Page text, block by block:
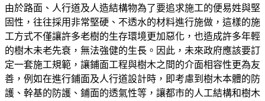
由於路面、人行道及人造結構物為了要追求施工的便易姓與堅
固性，往往採用非常堅硬、不透水的材料進行施做，這樣的施
工方式不僅讓許多老樹的生存環境更加惡化，也造成許多年輕
的樹木未老先衰，無法強健的生長。因此，未來政府應該要訂
定一套施工規範，讓鋪面工程與樹木之間的介面相容性更為友
善，例如在進行鋪面及人行道設計時，即考慮到樹木本體的防
護、幹基的防護、鋪面的透氣性等，讓都市的人工結構和樹木